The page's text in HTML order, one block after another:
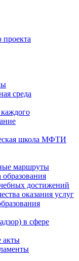
проекта
среда
школа МФТИ
маршруты
достижений
оказания услуг
в сфере
акты